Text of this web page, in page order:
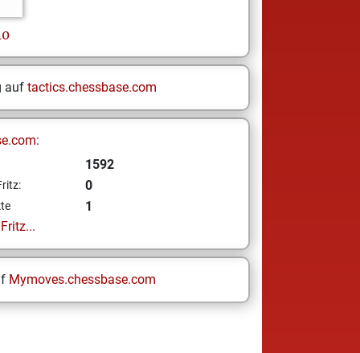
auf tactics.chessbase.com
1592
0
1
Mymoves.chessbase.com